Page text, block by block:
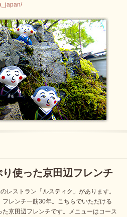
使った京田辺フレンチ
レストラン「ルスティク」があります。
レンチ一筋30年。こちらでいただける
京田辺フレンチです。メニューはコース